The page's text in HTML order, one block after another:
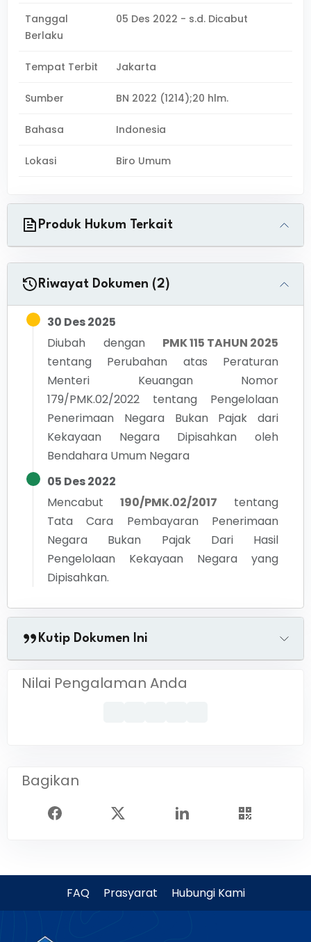
Tanggal
Berlaku
05 Des 2022 - s.d. Dicabut
Tempat Terbit Jakarta
Sumber BN 2022 (1214);20 hlm.
Bahasa Indonesia
Lokasi Biro Umum
Produk Hukum Terkait
Riwayat Dokumen (2)
30 Des 2025
Diubah dengan
PMK 115 TAHUN 2025
tentang Perubahan atas Peraturan
Menteri Keuangan Nomor
179/PMK.02/2022 tentang Pengelolaan
Penerimaan Negara Bukan Pajak dari
Kekayaan Negara Dipisahkan oleh
Bendahara Umum Negara
05 Des 2022
Mencabut
190/PMK.02/2017
tentang
Tata Cara Pembayaran Penerimaan
Negara Bukan Pajak Dari Hasil
Pengelolaan Kekayaan Negara yang
Dipisahkan.
Kutip Dokumen Ini
Nilai Pengalaman Anda
Bagikan
FAQ Prasyarat Hubungi Kami